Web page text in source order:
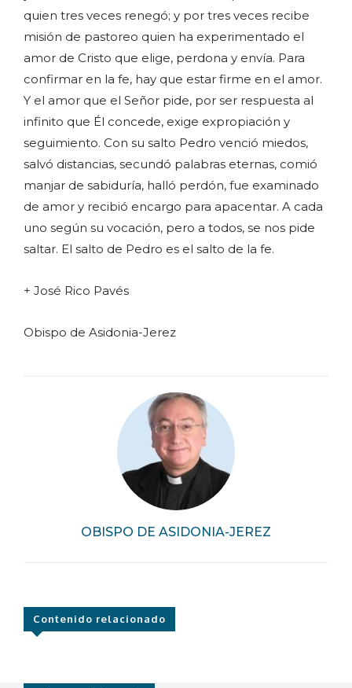
OBISPO DE ASIDONIA-JEREZ
quien tres veces renegó; y por tres veces recibe
misión de pastoreo quien ha experimentado el
amor de Cristo que elige, perdona y envía. Para
confirmar en la fe, hay que estar firme en el amor.
Y el amor que el Señor pide, por ser respuesta al
infinito que Él concede, exige expropiación y
seguimiento. Con su salto Pedro venció miedos,
salvó distancias, secundó palabras eternas, comió
manjar de sabiduría, halló perdón, fue examinado
de amor y recibió encargo para apacentar. A cada
uno según su vocación, pero a todos, se nos pide
saltar. El salto de Pedro es el salto de la fe.
+ José Rico Pavés
Obispo de Asidonia-Jerez
Contenido relacionado